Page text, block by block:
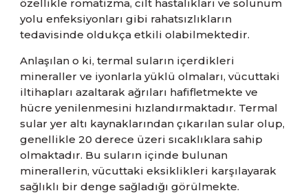
özellikle romatizma, cilt hastalıkları ve solunum
yolu enfeksiyonları gibi rahatsızlıkların
tedavisinde oldukça etkili olabilmektedir.
Anlaşılan o ki, termal suların içerdikleri
mineraller ve iyonlarla yüklü olmaları, vücuttaki
iltihapları azaltarak ağrıları hafifletmekte ve
hücre yenilenmesini hızlandırmaktadır. Termal
sular yer altı kaynaklarından çıkarılan sular olup,
genellikle 20 derece üzeri sıcaklıklara sahip
olmaktadır. Bu suların içinde bulunan
minerallerin, vücuttaki eksiklikleri karşılayarak
sağlıklı bir denge sağladığı görülmekte.